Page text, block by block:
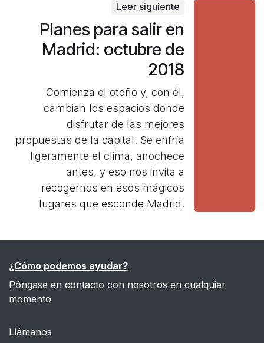
Leer siguiente
Planes para salir en
Madrid: octubre de
2018
Comienza el otoño y, con él,
cambian los espacios donde
disfrutar de las mejores
propuestas de la capital. Se enfría
ligeramente el clima, anochece
antes, y eso nos invita a
recogernos en esos mágicos
lugares que esconde Madrid.
¿Cómo podemos ayudar?
Póngase en contacto con nosotros en cualquier
momento
Llámanos